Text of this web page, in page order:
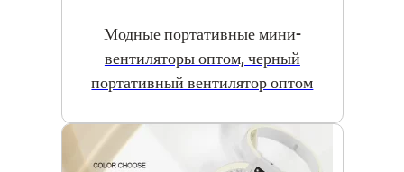
Модные портативные мини-
вентиляторы оптом, черный
портативный вентилятор оптом